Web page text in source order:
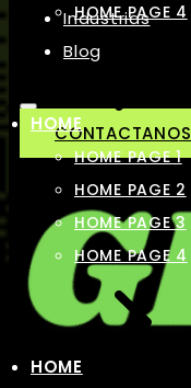
Industrias
Blog
CONTACTANOS
HOME PAGE 4
HOME
HOME PAGE 1
HOME PAGE 2
HOME PAGE 3
HOME PAGE 4
HOME